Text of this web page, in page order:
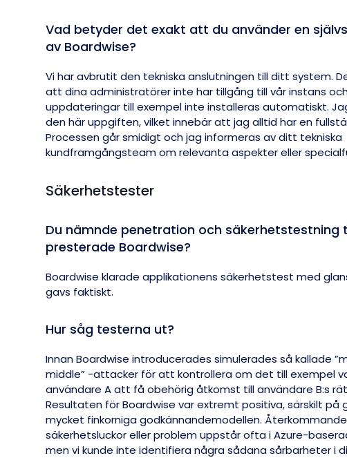
Vad betyder det exakt att du använder en
av Boardwise?
Vi har avbrutit den tekniska anslutningen till ditt system.
att dina administratörer inte har tillgång till vår instans
uppdateringar till exempel inte installeras automatiskt.
den här uppgiften, vilket innebär att jag alltid har en
Processen går smidigt och jag informeras av ditt tekniska
kundframgångsteam om relevanta aspekter eller
Säkerhetstester
Du nämnde penetration och säkerhetstestning
presterade Boardwise?
Boardwise klarade applikationens säkerhetstest med
gavs faktiskt.
Hur såg testerna ut?
Innan Boardwise introducerades simulerades så kallade
middle” -attacker för att kontrollera om det till exempel
användare A att få obehörig åtkomst till användare B:s
Resultaten för Boardwise var extremt positiva, särskilt på
mycket finkorniga godkännandemodellen. Återkommande
säkerhetsluckor eller problem uppstår ofta i Azure-
men vi kunde inte identifiera några sådana sårbarheter i